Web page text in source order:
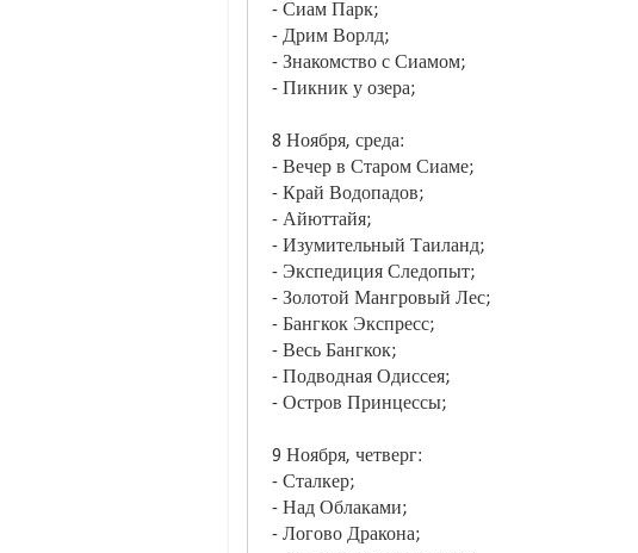
- Сиам Парк;
- Дрим Ворлд;
- Знакомство с Сиамом;
- Пикник у озера;
8 Ноября, среда:
- Вечер в Старом Сиаме;
- Край Водопадов;
- Айюттайя;
- Изумительный Таиланд;
- Экспедиция Следопыт;
- Золотой Мангровый Лес;
- Бангкок Экспресс;
- Весь Бангкок;
- Подводная Одиссея;
- Остров Принцессы;
9 Ноября, четверг:
- Сталкер;
- Над Облаками;
- Логово Дракона;